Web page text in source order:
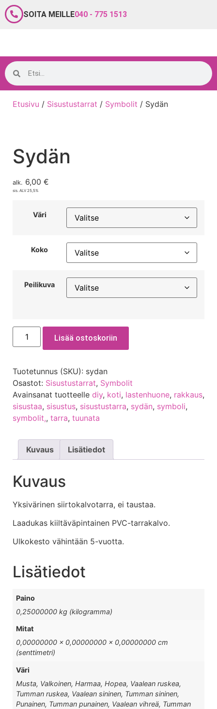
SOITA MEILLE040 - 775 1513
Etusivu / Sisustustarrat / Symbolit / Sydän
Sydän
alk. 6,00 €
sis. ALV 25,5%
Väri
Koko
Peilikuva
Lisää ostoskoriin
Tuotetunnus (SKU): sydan
Osastot: Sisustustarrat, Symbolit
Avainsanat tuotteelle diy, koti, lastenhuone, rakkaus,
sisustaa, sisustus, sisustustarra, sydän, symboli,
symbolit,, tarra, tuunata
Kuvaus Lisätiedot
Kuvaus
Yksivärinen siirtokalvotarra, ei taustaa.
Laadukas kiiltäväpintainen PVC-tarrakalvo.
Ulkokesto vähintään 5-vuotta.
Lisätiedot
Paino
0,25000000 kg (kilogramma)
Mitat
0,00000000 × 0,00000000 × 0,00000000 cm
(senttimetri)
Väri
Musta, Valkoinen, Harmaa, Hopea, Vaalean ruskea,
Tumman ruskea, Vaalean sininen, Tumman sininen,
Punainen, Tumman punainen, Vaalean vihreä, Tumman